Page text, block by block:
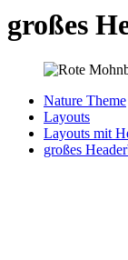
großes
Nature Theme
Layouts
Layouts mit
großes